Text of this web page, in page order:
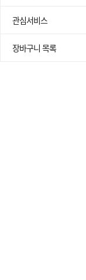
관심서비스
장바구니 목록